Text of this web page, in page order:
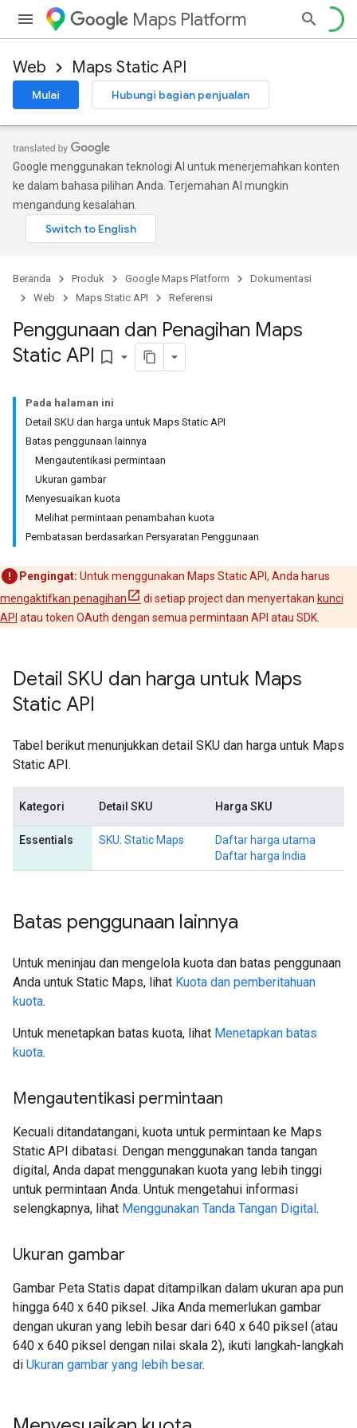
Maps Platform
Web Maps Static API
Mulai Hubungi bagian penjualan
Google menggunakan teknologi AI untuk menerjemahkan konten
ke dalam bahasa pilihan Anda. Terjemahan AI mungkin
mengandung kesalahan.
Beranda Produk Google Maps Platform
Dokumentasi
Web
Maps Static API Referensi
Penggunaan dan Penagihan Maps
Static API bookmark_border
Pada halaman ini
Detail SKU dan harga untuk Maps Static API
Batas penggunaan lainnya
Mengautentikasi permintaan
Ukuran gambar
Menyesuaikan kuota
Melihat permintaan penambahan kuota
Pembatasan berdasarkan Persyaratan Penggunaan
Pengingat: Untuk menggunakan Maps Static API, Anda harus
mengaktifkan penagihan
di setiap project dan menyertakan kunci
API atau token OAuth dengan semua permintaan API atau SDK.
Detail SKU dan harga untuk Maps
Static API
Tabel berikut menunjukkan detail SKU dan harga untuk Maps
Static API.
Kategori Detail SKU Harga SKU
Essentials SKU: Static Maps
Daftar harga utama
Daftar harga India
Batas penggunaan lainnya
Untuk meninjau dan mengelola kuota dan batas penggunaan
Anda untuk Static Maps, lihat Kuota dan pemberitahuan
kuota.
Untuk menetapkan batas kuota, lihat Menetapkan batas
kuota.
Mengautentikasi permintaan
Kecuali ditandatangani, kuota untuk permintaan ke Maps
Static API dibatasi. Dengan menggunakan tanda tangan
digital, Anda dapat menggunakan kuota yang lebih tinggi
untuk permintaan Anda. Untuk mengetahui informasi
selengkapnya, lihat Menggunakan Tanda Tangan Digital.
Ukuran gambar
Gambar Peta Statis dapat ditampilkan dalam ukuran apa pun
hingga 640 x 640 piksel. Jika Anda memerlukan gambar
dengan ukuran yang lebih besar dari 640 x 640 piksel (atau
640 x 640 piksel dengan nilai skala 2), ikuti langkah-langkah
di Ukuran gambar yang lebih besar.